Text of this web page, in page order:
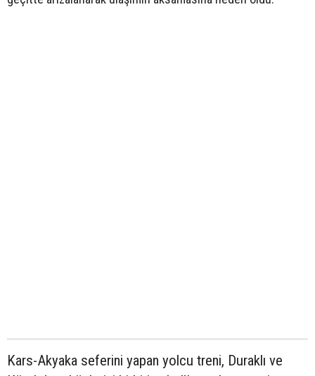
Kars-Akyaka seferini yapan yolcu treni, Duraklı ve